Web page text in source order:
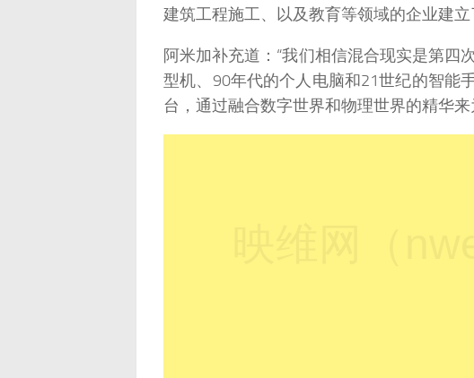
建筑工程施工、以及教育等领域的企业建立
阿米加补充道：“我们相信混合现实是第四
型机、90年代的个人电脑和21世纪的智能
台，通过融合数字世界和物理世界的精华